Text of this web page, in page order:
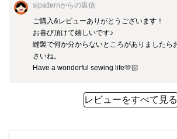
sipatternからの返信
ご購入&レビューありがとうございます！
お喜び頂けて嬉しいです♪
縫製で何か分からないところがありましたら
さいね。
Have a wonderful sewing life🫶🏻
レビューをすべて見る